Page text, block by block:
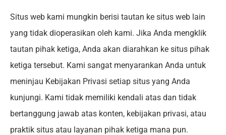
Situs web kami mungkin berisi tautan ke situs web lain
yang tidak dioperasikan oleh kami. Jika Anda mengklik
tautan pihak ketiga, Anda akan diarahkan ke situs pihak
ketiga tersebut. Kami sangat menyarankan Anda untuk
meninjau Kebijakan Privasi setiap situs yang Anda
kunjungi. Kami tidak memiliki kendali atas dan tidak
bertanggung jawab atas konten, kebijakan privasi, atau
praktik situs atau layanan pihak ketiga mana pun.